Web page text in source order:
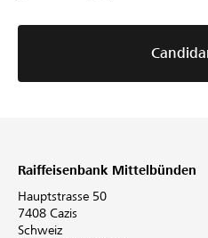
Raiffeisenbank Mittelbünden
Hauptstrasse 50
7408 Cazis
Schweiz